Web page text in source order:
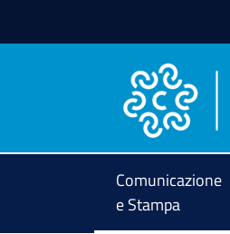
Comunicazione
e Stampa